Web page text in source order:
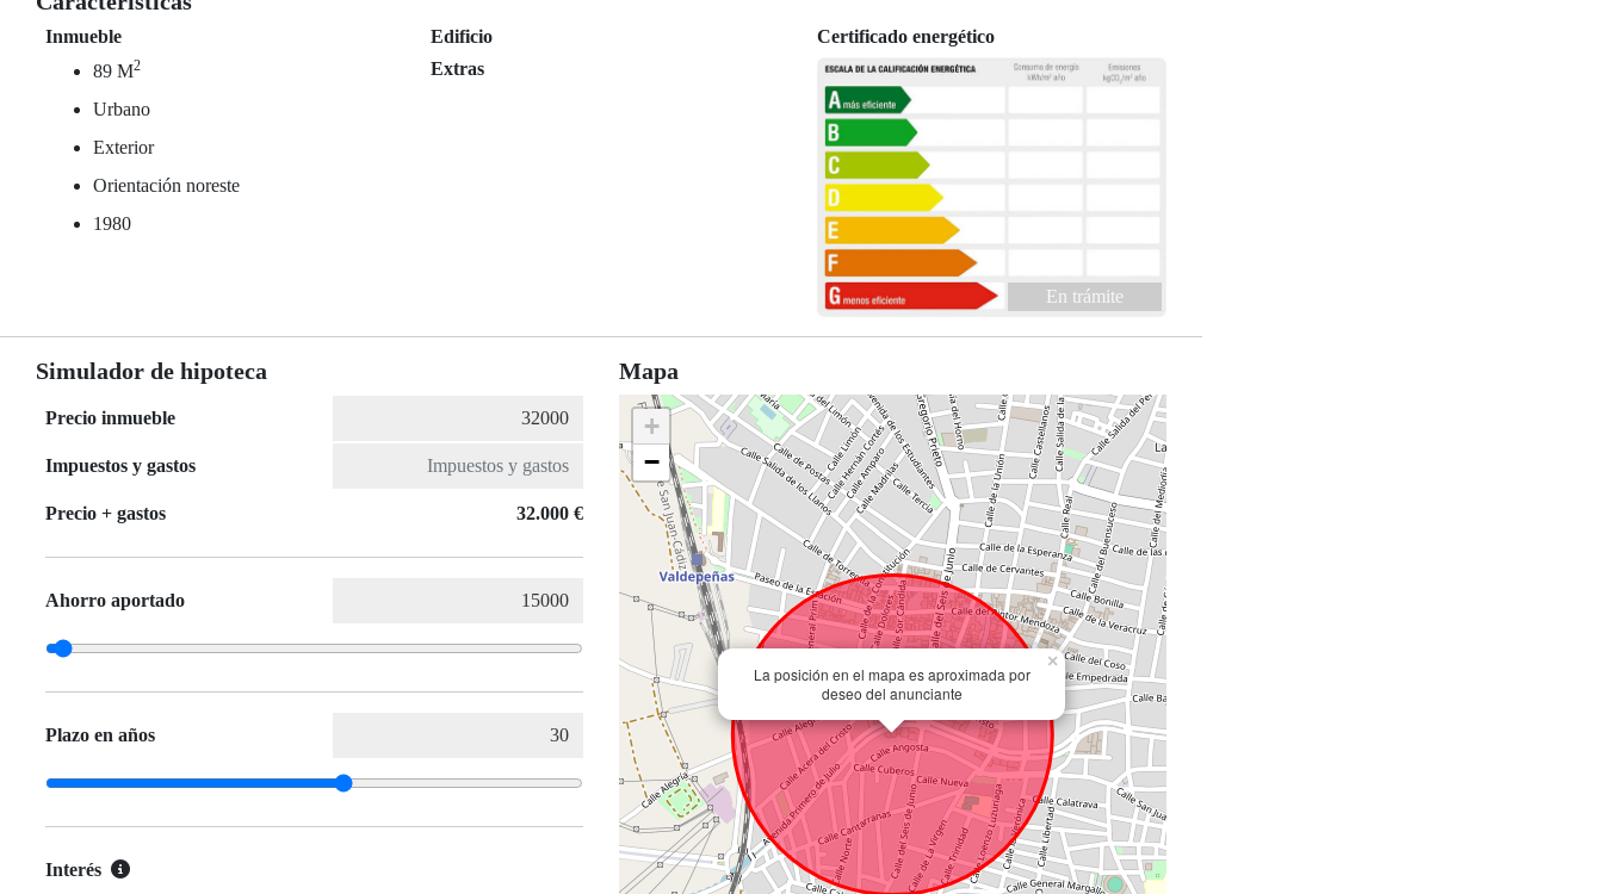
Inmueble
89 M2
Urbano
Exterior
Orientación noreste
1980
Edificio
Extras
Certificado energético
En trámite
Simulador de hipoteca
Precio inmueble
Impuestos y gastos
Precio + gastos 32.000 €
Ahorro aportado
Plazo en años
Interés
Mapa
La posición en el mapa es aproximada por
deseo del anunciante
×
+
−